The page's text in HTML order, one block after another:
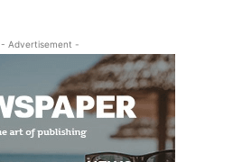
- Advertisement -